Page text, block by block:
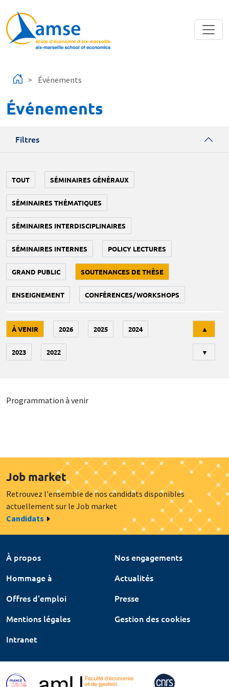
Événements
Événements
Filtres
TOUT SÉMINAIRES GÉNÉRAUX
SÉMINAIRES THÉMATIQUES
SÉMINAIRES INTERDISCIPLINAIRES
SÉMINAIRES INTERNES POLICY LECTURES
GRAND PUBLIC SOUTENANCES DE THÈSE
ENSEIGNEMENT CONFÉRENCES/WORKSHOPS
À VENIR 2026 2025 2024
2023 2022
▲
▼
Programmation à venir
Job market
Retrouvez l'ensemble de nos candidats disponibles
actuellement sur le Job market
Candidats
À propos
Nos engagements
Hommage à
Actualités
Offres d'emploi
Presse
Mentions légales
Gestion des cookies
Intranet